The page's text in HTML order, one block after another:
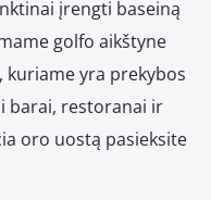
įrengti baseiną
golfo aikštyne
yra prekybos
barai, restoranai ir
oro uostą pasieksite